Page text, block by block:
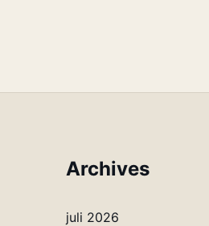
Archives
juli 2026